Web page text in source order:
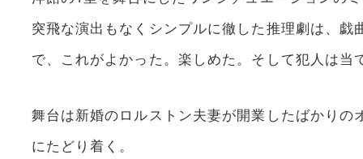
突飛な演出もなくシンプルに徹した推理劇は、戯
で、これがよかった。楽しめた。そして犯人は当
舞台は新婚のロルストン夫妻が開業したばかり
にたどり着く。